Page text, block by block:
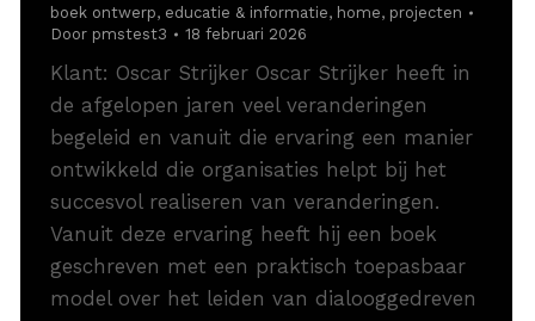
boek ontwerp, educatie & informatie, home, projecten
Door pmstest3 18 februari 2026
Klant: Oscar Strijker Oscar Strijker heeft in
de afgelopen jaren veel veranderingen
begeleid en vanuit die ervaring een manier
ontwikkeld die organisaties helpt bij het
succesvol realiseren van veranderingen.
Vanuit deze ervaring heeft hij een boek
geschreven met een praktisch toepasbaar
model over het leiden van dialooggedreven